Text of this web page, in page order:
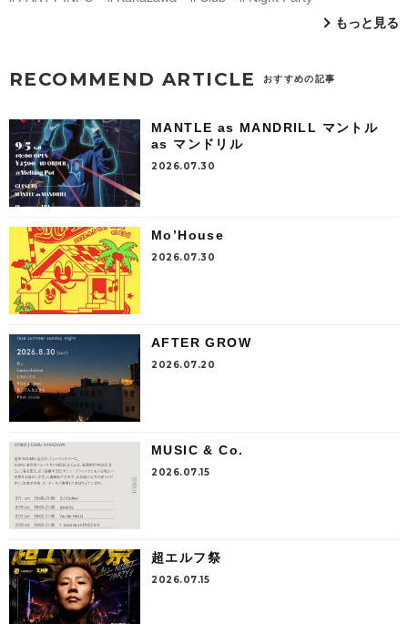
もっと見る
RECOMMEND ARTICLE おすすめの記事
MANTLE as MANDRILL マントル
as マンドリル
2026.07.30
Mo’House
2026.07.30
AFTER GROW
2026.07.20
MUSIC & Co.
2026.07.15
超エルフ祭
2026.07.15